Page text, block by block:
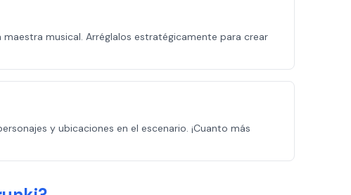
musical. Arréglalos estratégicamente para crear
y ubicaciones en el escenario. ¡Cuanto más